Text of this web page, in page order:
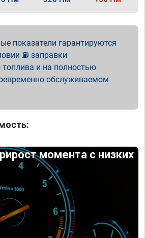
показатели гарантируются
⛽ заправки
топлива и на полностью
обслуживаемом
момента с низких